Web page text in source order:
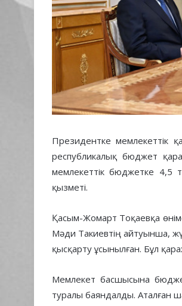
Президентке мемлекеттік
республикалық бюджет
мемлекеттік бюджетке 4,5
қызметі.
Қасым-Жомарт Тоқаевқа
Мәди Такиевтің айтуынша,
қысқарту ұсынылған. Бұл
Мемлекет басшысына
туралы баяндалды. Аталған